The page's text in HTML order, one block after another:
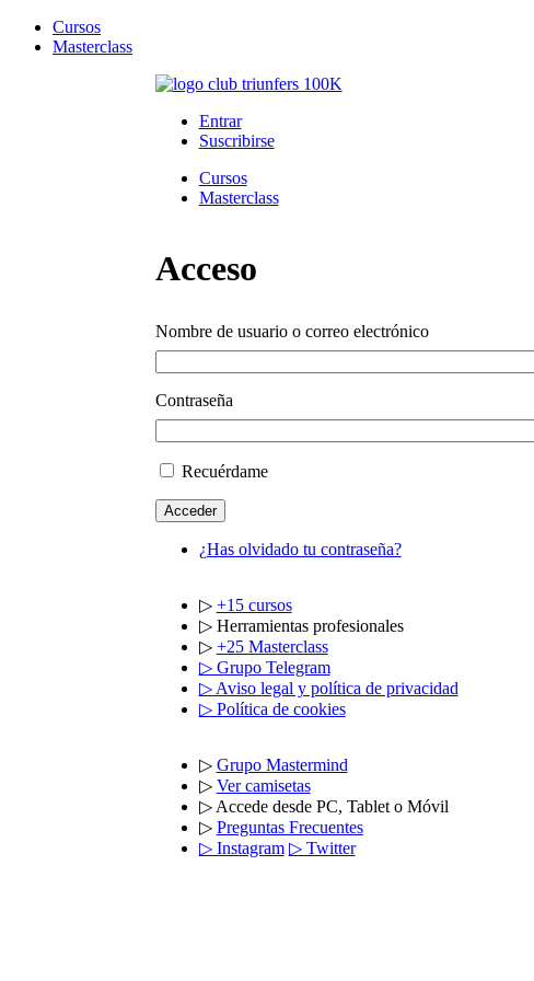
Cursos
Masterclass
Club Triunfers
Club de Emprendedores Online
Entrar
Suscribirse
Cursos
Masterclass
Acceso
Nombre de usuario o correo electrónico
Contraseña
Recuérdame
Acceder
¿Has olvidado tu contraseña?
▷ +15 cursos
▷ Herramientas profesionales
▷ +25 Masterclass
▷ Grupo Telegram
▷ Aviso legal y política de privacidad
▷ Política de cookies
▷ Grupo Mastermind
▷ Ver camisetas
▷ Accede desde PC, Tablet o Móvil
▷ Preguntas Frecuentes
▷ Instagram ▷ Twitter